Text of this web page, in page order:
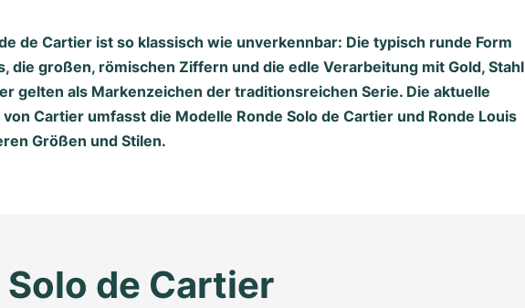
de Cartier ist so klassisch wie unverkennbar: Die typisch runde Form
die großen, römischen Ziffern und die edle Verarbeitung mit Gold, Stahl
gelten als Markenzeichen der traditionsreichen Serie. Die aktuelle
Cartier umfasst die Modelle Ronde Solo de Cartier und Ronde Louis
Größen und Stilen.
Solo de Cartier